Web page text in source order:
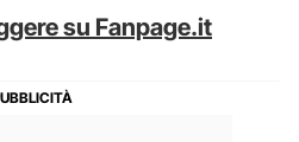
su Fanpage.it